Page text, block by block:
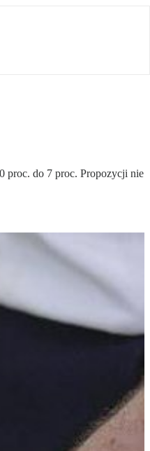
proc. do 7 proc. Propozycji nie